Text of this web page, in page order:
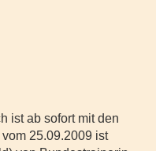
ist ab sofort mit den
25.09.2009 ist